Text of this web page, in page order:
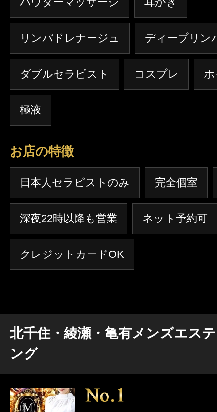
リンパドレナージュ ディープリン
ダブルセラピスト コスプレ
極液
お店の特徴
日本人セラピストのみ 完全個室
深夜22時以降も営業 ネット予約可
クレジットカードOK
北千住・綾瀬・亀有メンズエス
ング